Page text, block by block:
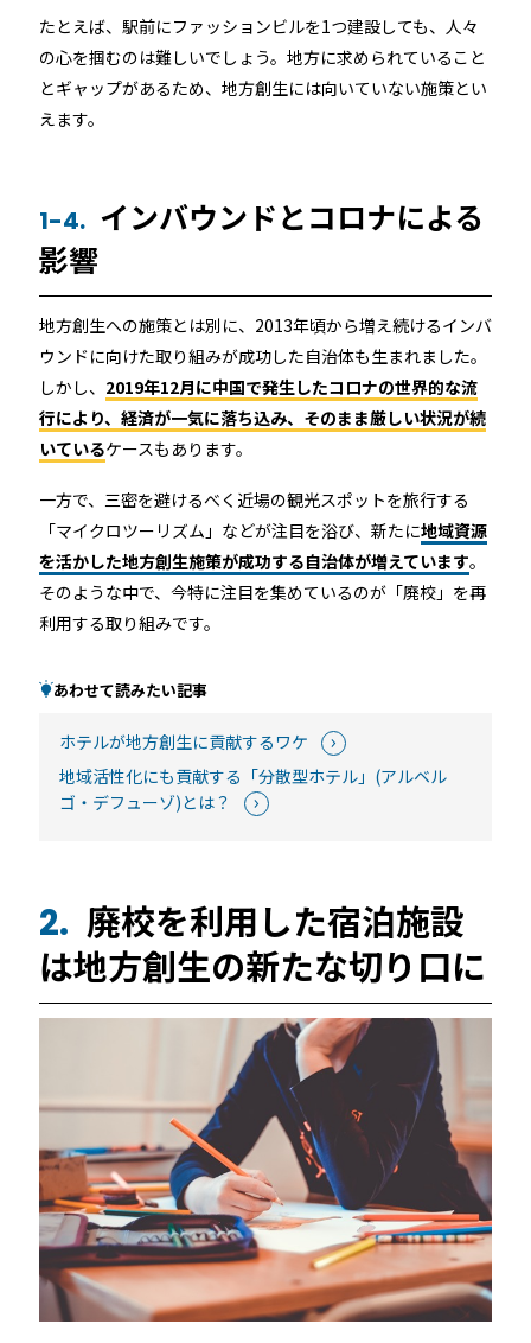
たとえば、駅前にファッションビルを1つ建設しても、人々
の心を掴むのは難しいでしょう。地方に求められていること
とギャップがあるため、地方創生には向いていない施策とい
えます。
1-4. インバウンドとコロナによる
影響
地方創生への施策とは別に、2013年頃から増え続けるインバ
ウンドに向けた取り組みが成功した自治体も生まれました。
しかし、 2019年12月に中国で発生したコロナの世界的な流
行により、経済が一気に落ち込み、そのまま厳しい状況が続
いているケースもあります。
一方で、三密を避けるべく近場の観光スポットを旅行する
「マイクロツーリズム」などが注目を浴び、新たに地域資源
を活かした地方創生施策が成功する自治体が増えています。
そのような中で、今特に注目を集めているのが「廃校」を再
利用する取り組みです。
あわせて読みたい記事
ホテルが地方創生に貢献するワケ
地域活性化にも貢献する「分散型ホテル」(アルベル
ゴ・デフューゾ)とは？
2. 廃校を利用した宿泊施設
は地方創生の新たな切り口に